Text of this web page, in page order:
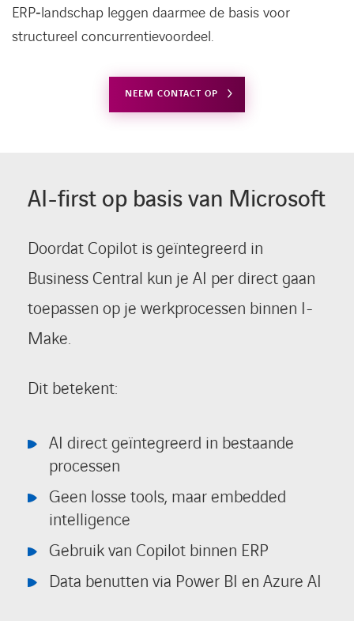
ERP‑landschap leggen daarmee de basis voor
structureel concurrentievoordeel.
NEEM CONTACT OP
AI-first op basis van Microsoft
Doordat Copilot is geïntegreerd in
Business Central kun je AI per direct gaan
toepassen op je werkprocessen binnen I-
Make.
Dit betekent:
AI direct geïntegreerd in bestaande
processen
Geen losse tools, maar embedded
intelligence
Gebruik van Copilot binnen ERP
Data benutten via Power BI en Azure AI